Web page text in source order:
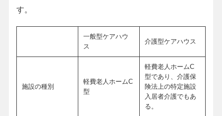
す。
一般型ケアハウ
ス
介護型ケアハウス
施設の種別
軽費老人ホームC
型
軽費老人ホームC
型であり、介護保
険法上の特定施設
入居者介護でもあ
る。